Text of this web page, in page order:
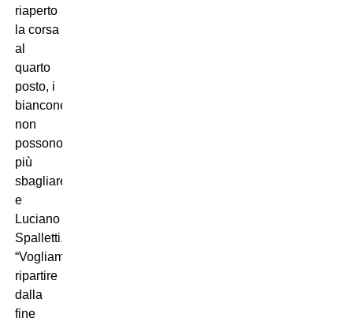
riaperto
la corsa
al
quarto
posto, i
bianconeri
non
possono
più
sbagliare
e
Luciano
Spalletti.
“Vogliamo
ripartire
dalla
fine